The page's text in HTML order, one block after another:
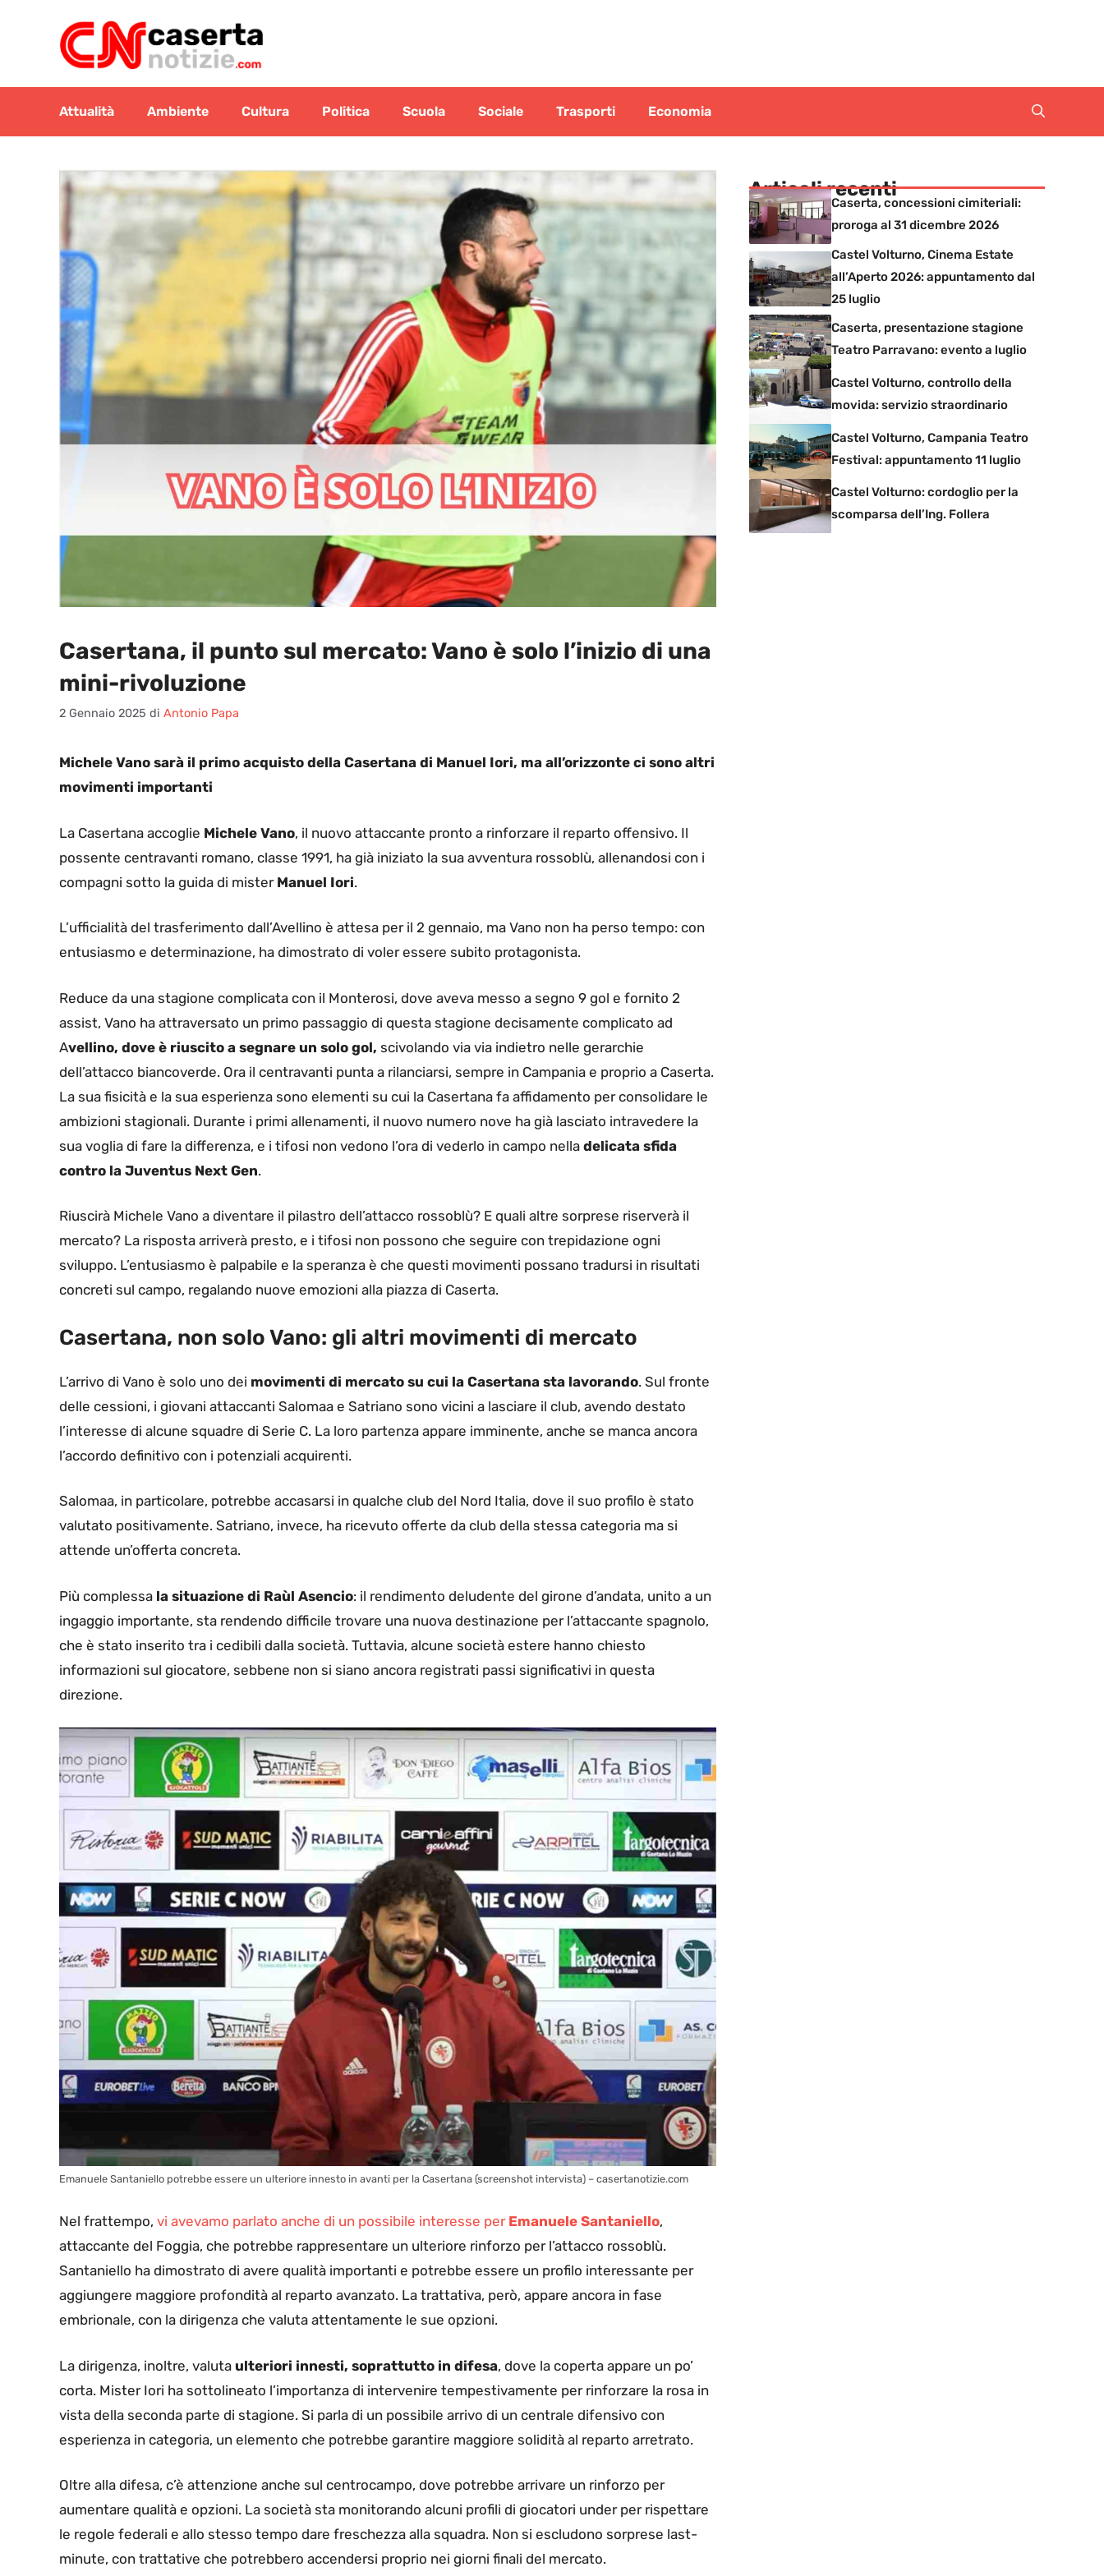
contenuto
Attualità Ambiente Cultura Politica Scuola Sociale Trasporti Economia
Casertana, il punto sul mercato: Vano è solo l’inizio di una
mini-rivoluzione
2 Gennaio 2025 di Antonio Papa
Michele Vano sarà il primo acquisto della Casertana di Manuel Iori, ma all’orizzonte ci sono altri
movimenti importanti
La Casertana accoglie Michele Vano, il nuovo attaccante pronto a rinforzare il reparto offensivo. Il
possente centravanti romano, classe 1991, ha già iniziato la sua avventura rossoblù, allenandosi con i
compagni sotto la guida di mister Manuel Iori.
L’ufficialità del trasferimento dall’Avellino è attesa per il 2 gennaio, ma Vano non ha perso tempo: con
entusiasmo e determinazione, ha dimostrato di voler essere subito protagonista.
Reduce da una stagione complicata con il Monterosi, dove aveva messo a segno 9 gol e fornito 2
assist, Vano ha attraversato un primo passaggio di questa stagione decisamente complicato ad
Avellino, dove è riuscito a segnare un solo gol, scivolando via via indietro nelle gerarchie
dell’attacco biancoverde. Ora il centravanti punta a rilanciarsi, sempre in Campania e proprio a Caserta.
La sua fisicità e la sua esperienza sono elementi su cui la Casertana fa affidamento per consolidare le
ambizioni stagionali. Durante i primi allenamenti, il nuovo numero nove ha già lasciato intravedere la
sua voglia di fare la differenza, e i tifosi non vedono l’ora di vederlo in campo nella delicata sfida
contro la Juventus Next Gen.
Riuscirà Michele Vano a diventare il pilastro dell’attacco rossoblù? E quali altre sorprese riserverà il
mercato? La risposta arriverà presto, e i tifosi non possono che seguire con trepidazione ogni
sviluppo. L’entusiasmo è palpabile e la speranza è che questi movimenti possano tradursi in risultati
concreti sul campo, regalando nuove emozioni alla piazza di Caserta.
Casertana, non solo Vano: gli altri movimenti di mercato
L’arrivo di Vano è solo uno dei movimenti di mercato su cui la Casertana sta lavorando. Sul fronte
delle cessioni, i giovani attaccanti Salomaa e Satriano sono vicini a lasciare il club, avendo destato
l’interesse di alcune squadre di Serie C. La loro partenza appare imminente, anche se manca ancora
l’accordo definitivo con i potenziali acquirenti.
Salomaa, in particolare, potrebbe accasarsi in qualche club del Nord Italia, dove il suo profilo è stato
valutato positivamente. Satriano, invece, ha ricevuto offerte da club della stessa categoria ma si
attende un’offerta concreta.
Più complessa la situazione di Raùl Asencio: il rendimento deludente del girone d’andata, unito a un
ingaggio importante, sta rendendo difficile trovare una nuova destinazione per l’attaccante spagnolo,
che è stato inserito tra i cedibili dalla società. Tuttavia, alcune società estere hanno chiesto
informazioni sul giocatore, sebbene non si siano ancora registrati passi significativi in questa
direzione.
Emanuele Santaniello potrebbe essere un ulteriore innesto in avanti per la Casertana (screenshot intervista) – casertanotizie.com
Nel frattempo, vi avevamo parlato anche di un possibile interesse per Emanuele Santaniello,
attaccante del Foggia, che potrebbe rappresentare un ulteriore rinforzo per l’attacco rossoblù.
Santaniello ha dimostrato di avere qualità importanti e potrebbe essere un profilo interessante per
aggiungere maggiore profondità al reparto avanzato. La trattativa, però, appare ancora in fase
embrionale, con la dirigenza che valuta attentamente le sue opzioni.
La dirigenza, inoltre, valuta ulteriori innesti, soprattutto in difesa, dove la coperta appare un po’
corta. Mister Iori ha sottolineato l’importanza di intervenire tempestivamente per rinforzare la rosa in
vista della seconda parte di stagione. Si parla di un possibile arrivo di un centrale difensivo con
esperienza in categoria, un elemento che potrebbe garantire maggiore solidità al reparto arretrato.
Oltre alla difesa, c’è attenzione anche sul centrocampo, dove potrebbe arrivare un rinforzo per
aumentare qualità e opzioni. La società sta monitorando alcuni profili di giocatori under per rispettare
le regole federali e allo stesso tempo dare freschezza alla squadra. Non si escludono sorprese last-
minute, con trattative che potrebbero accendersi proprio nei giorni finali del mercato.
Articoli recenti
Caserta, concessioni cimiteriali:
proroga al 31 dicembre 2026
Castel Volturno, Cinema Estate
all’Aperto 2026: appuntamento dal
25 luglio
Caserta, presentazione stagione
Teatro Parravano: evento a luglio
Castel Volturno, controllo della
movida: servizio straordinario
Castel Volturno, Campania Teatro
Festival: appuntamento 11 luglio
Castel Volturno: cordoglio per la
scomparsa dell’Ing. Follera